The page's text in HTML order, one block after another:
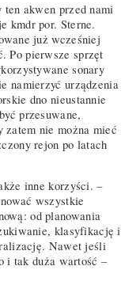
akwen przed nami
kmdr por. Sterne.
już wcześniej
Po pierwsze sprzęt
sonary
namierzyć urządzenia
dno nieustannie
przesuwane,
zatem nie można mieć
rejon po latach
inne korzyści. –
wszystkie
od planowania
klasyfikację i
Nawet jeśli
i tak duża wartość –